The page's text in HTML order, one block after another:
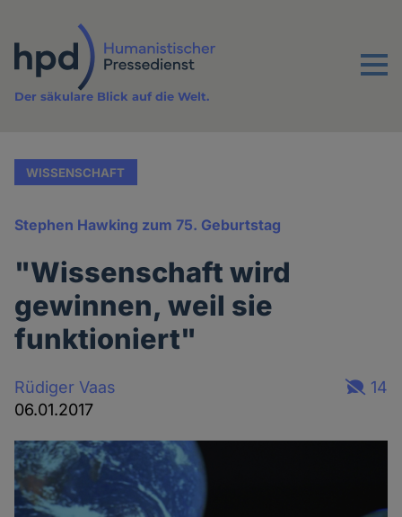
Inhalt
Menu
Der säkulare Blick auf die Welt.
WISSENSCHAFT
Stephen Hawking zum 75. Geburtstag
"Wissenschaft wird
gewinnen, weil sie
funktioniert"
Rüdiger Vaas
06.01.2017
14